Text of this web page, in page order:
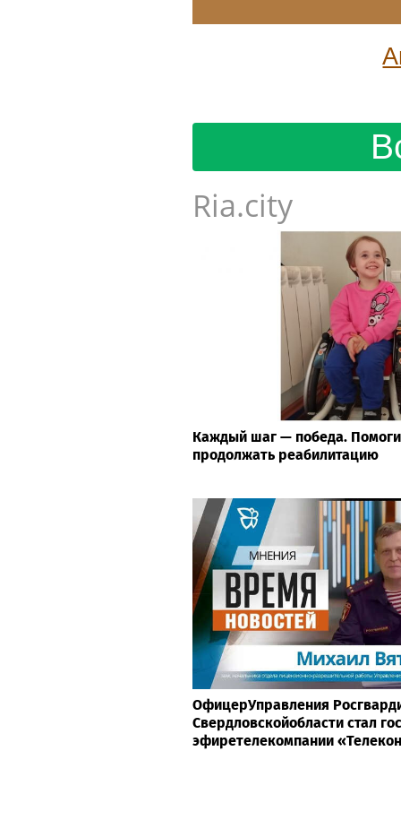
Ria.city
Каждый шаг — победа.
продолжать реабилитацию
ОфицерУправления
Свердловскойобласти стал
эфиретелекомпании